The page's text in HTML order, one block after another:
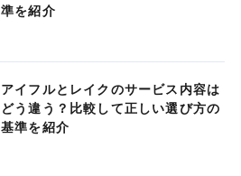
準を紹介
アイフルとレイクのサービス内容は
どう違う？比較して正しい選び方の
基準を紹介